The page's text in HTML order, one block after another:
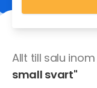
Allt till salu inom
small svart"